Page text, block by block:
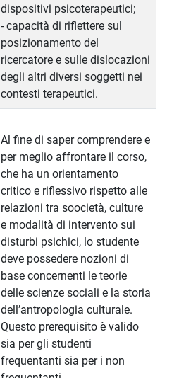
dispositivi psicoterapeutici;
- capacità di riflettere sul
posizionamento del
ricercatore e sulle dislocazioni
degli altri diversi soggetti nei
contesti terapeutici.
Al fine di saper comprendere e
per meglio affrontare il corso,
che ha un orientamento
critico e riflessivo rispetto alle
relazioni tra soocietà, culture
e modalità di intervento sui
disturbi psichici, lo studente
deve possedere nozioni di
base concernenti le teorie
delle scienze sociali e la storia
dell’antropologia culturale.
Questo prerequisito è valido
sia per gli studenti
frequentanti sia per i non